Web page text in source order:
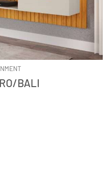
BALI